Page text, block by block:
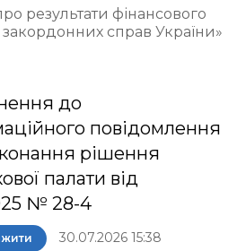
результати фінансового
закордонних справ України»
до
повідомлення
рішення
палати від
№ 28-4
30.07.2026 15:38